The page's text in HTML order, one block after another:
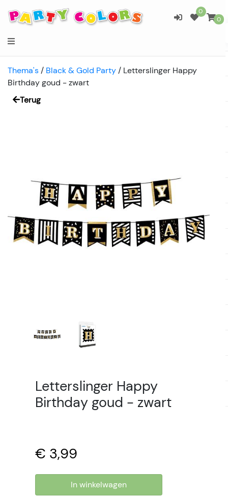
0
0
Thema's / Black & Gold Party / Letterslinger Happy
Birthday goud - zwart
Terug
Letterslinger Happy
Birthday goud - zwart
€ 3,99
In winkelwagen